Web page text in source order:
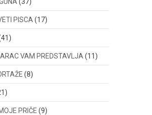
PISCA (17)
VAM PREDSTAVLJA (11)
(8)
PRIČE (9)